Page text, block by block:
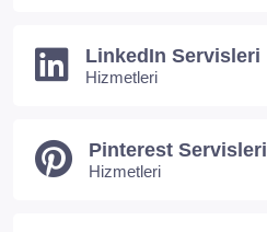
LinkedIn Servisleri
Hizmetleri
Pinterest Servisleri
Hizmetleri